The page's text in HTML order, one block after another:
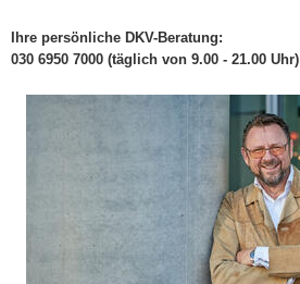
Ihre persönliche DKV-Beratung:
030 6950 7000 (täglich von 9.00 - 21.00 Uhr)